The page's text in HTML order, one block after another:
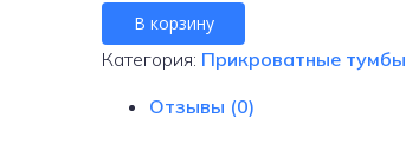
Прикроватная
тумбочка
из
ясеня
В корзину
Категория: Прикроватные тумбы
Отзывы (0)